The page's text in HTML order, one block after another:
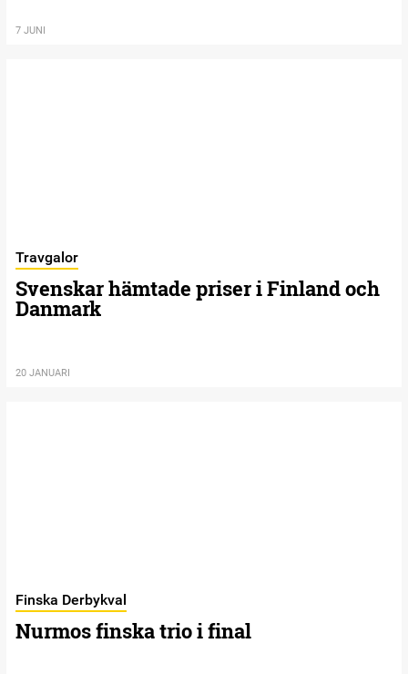
7 JUNI
Travgalor
Svenskar hämtade priser i Finland och
Danmark
20 JANUARI
Finska Derbykval
Nurmos finska trio i final